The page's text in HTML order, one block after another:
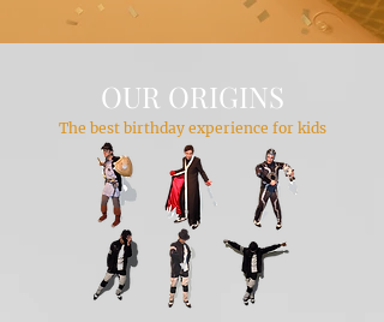
OUR ORIGINS
The best birthday experience for kids